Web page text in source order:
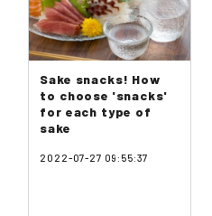
Sake snacks! How
to choose 'snacks'
for each type of
sake
2022-07-27 09:55:37